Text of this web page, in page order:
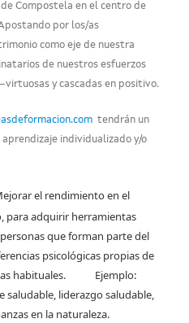
Compostela en el centro de
por los/as
como eje de nuestra
de nuestros esfuerzos
y cascadas en positivo.
tendrán un
individualizado y/o
el rendimiento en el
para adquirir herramientas
que forman parte del
psicológicas propias de
habituales. Ejemplo:
saludable, liderazgo saludable,
en la naturaleza.